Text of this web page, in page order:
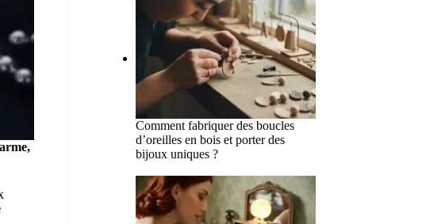
Comment fabriquer des boucles
d’oreilles en bois et porter des
bijoux uniques ?